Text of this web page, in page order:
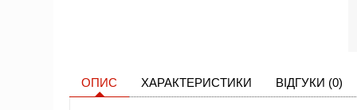
ОПИС ХАРАКТЕРИСТИКИ ВІДГУКИ (0)